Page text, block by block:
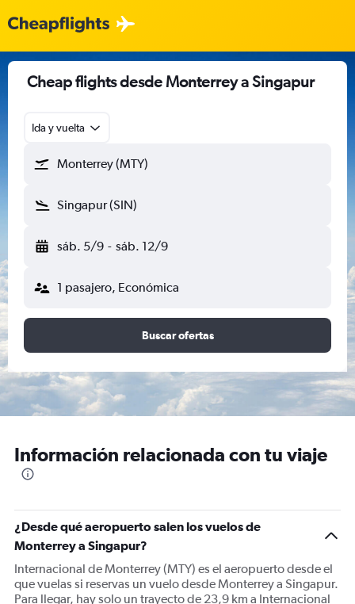
Cheap flights desde Monterrey a Singapur
Ida y vuelta
Monterrey (MTY)
Singapur (SIN)
sáb. 5/9 - sáb. 12/9
1 pasajero, Económica
Buscar ofertas
Información relacionada con tu viaje
¿Desde qué aeropuerto salen los vuelos de
Monterrey a Singapur?
Internacional de Monterrey (MTY) es el aeropuerto desde el
que vuelas si reservas un vuelo desde Monterrey a Singapur.
Para llegar, hay solo un trayecto de 23,9 km a Internacional